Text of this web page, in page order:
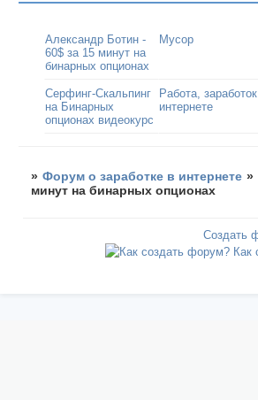
Александр Ботин -
60$ за 15 минут на
бинарных опционах
Мусор
Серфинг-Скальпинг
на Бинарных
опционах видеокурс
Работа,
интернете
» Форум о заработке в интернете »
минут на бинарных опционах
Создать